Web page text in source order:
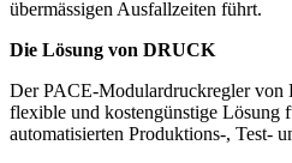
übermässigen Ausfallzeiten führt.
Die Lösung von DRUCK
Der PACE-Modulardruckregler von
flexible und kostengünstige Lösung
automatisierten Produktions-, Test-